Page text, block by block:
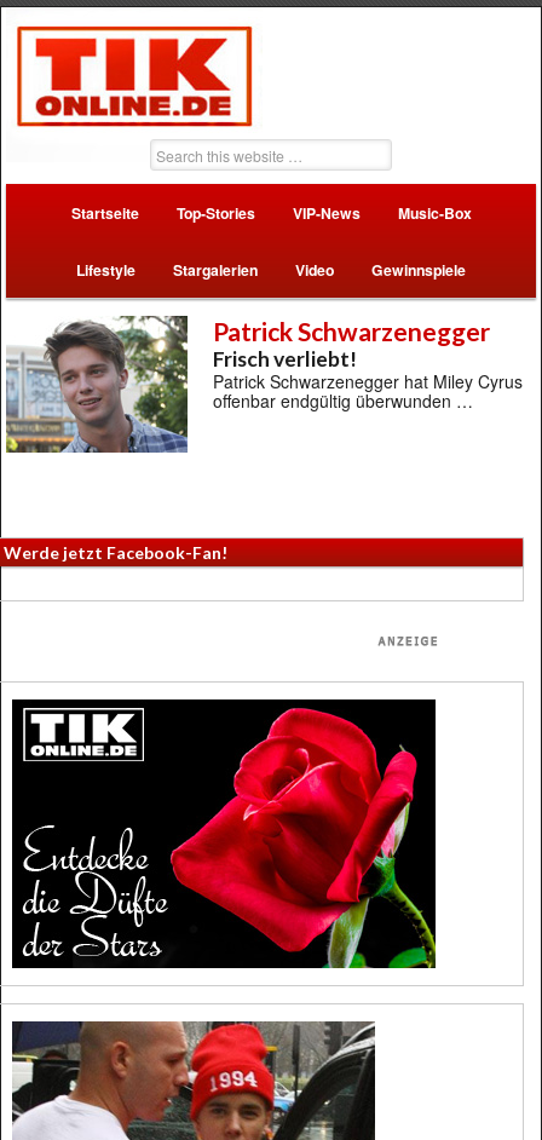
Startseite Top-Stories VIP-News Music-Box
Lifestyle Stargalerien Video Gewinnspiele
Patrick Schwarzenegger
Frisch verliebt!
Patrick Schwarzenegger hat Miley Cyrus
offenbar endgültig überwunden …
Werde jetzt Facebook-Fan!